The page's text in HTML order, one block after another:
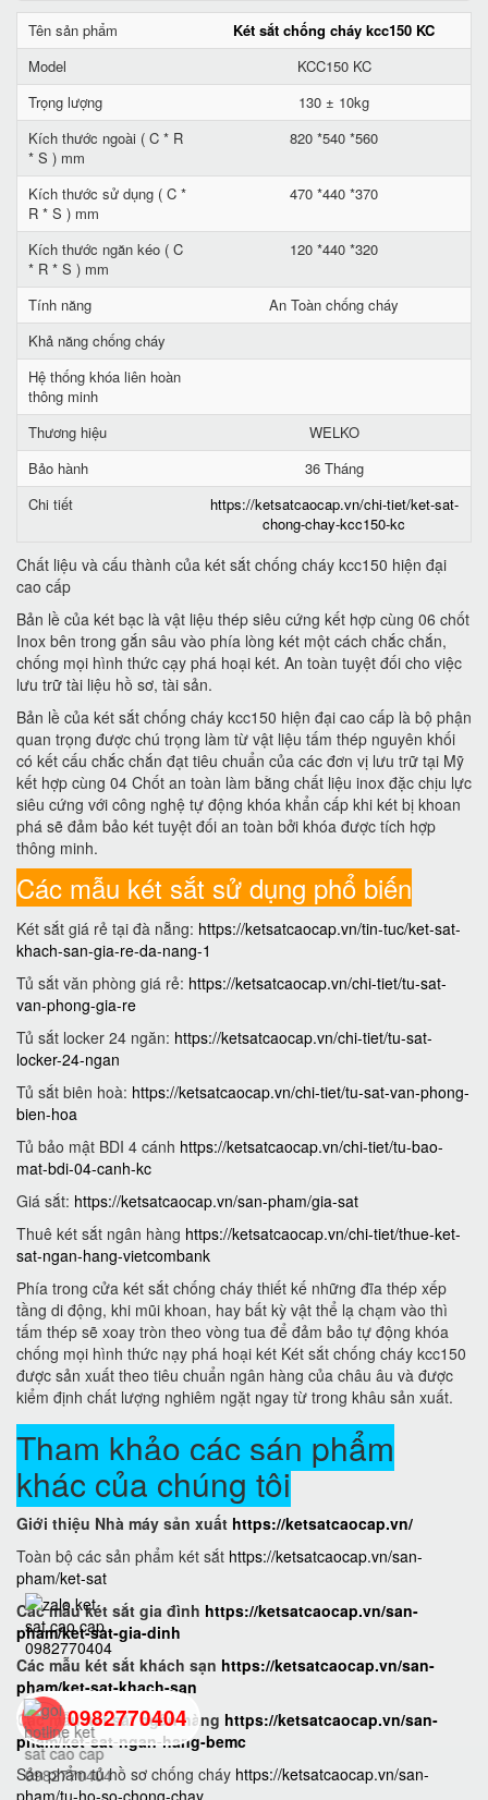
Tên sản phẩm
Két sắt chống cháy kcc150 KC
Model
KCC150 KC
Trọng lượng
130 ± 10kg
Kích thước ngoài ( C * R
* S ) mm
820 *540 *560
Kích thước sử dụng ( C *
R * S ) mm
470 *440 *370
Kích thước ngăn kéo ( C
* R * S ) mm
120 *440 *320
Tính năng
An Toàn chống cháy
Khả năng chống cháy
Hệ thống khóa liên hoàn
thông minh
Thương hiệu
WELKO
Bảo hành
36 Tháng
Chi tiết
https://ketsatcaocap.vn/chi-tiet/ket-sat-
chong-chay-kcc150-kc
Chất liệu và cấu thành của két sắt chống cháy kcc150 hiện đại
cao cấp
Bản lề của két bạc là vật liệu thép siêu cứng kết hợp cùng 06 chốt
Inox bên trong gắn sâu vào phía lòng két một cách chắc chắn,
chống mọi hình thức cạy phá hoại két. An toàn tuyệt đối cho việc
lưu trữ tài liệu hồ sơ, tài sản.
Bản lề của két sắt chống cháy kcc150 hiện đại cao cấp là bộ phận
quan trọng được chú trọng làm từ vật liệu tấm thép nguyên khối
có kết cấu chắc chắn đạt tiêu chuẩn của các đơn vị lưu trữ tại Mỹ
kết hợp cùng 04 Chốt an toàn làm bằng chất liệu inox đặc chịu lực
siêu cứng với công nghệ tự động khóa khẩn cấp khi két bị khoan
phá sẽ đảm bảo két tuyệt đối an toàn bởi khóa được tích hợp
thông minh.
Các mẫu két sắt sử dụng phổ biến
Két sắt giá rẻ tại đà nẵng: https://ketsatcaocap.vn/tin-tuc/ket-sat-
khach-san-gia-re-da-nang-1
Tủ sắt văn phòng giá rẻ: https://ketsatcaocap.vn/chi-tiet/tu-sat-
van-phong-gia-re
Tủ sắt locker 24 ngăn: https://ketsatcaocap.vn/chi-tiet/tu-sat-
locker-24-ngan
Tủ sắt biên hoà: https://ketsatcaocap.vn/chi-tiet/tu-sat-van-phong-
bien-hoa
Tủ bảo mật BDI 4 cánh https://ketsatcaocap.vn/chi-tiet/tu-bao-
mat-bdi-04-canh-kc
Giá sắt: https://ketsatcaocap.vn/san-pham/gia-sat
Thuê két sắt ngân hàng https://ketsatcaocap.vn/chi-tiet/thue-ket-
sat-ngan-hang-vietcombank
Phía trong cửa két sắt chống cháy thiết kế những đĩa thép xếp
tầng di động, khi mũi khoan, hay bất kỳ vật thể lạ chạm vào thì
tấm thép sẽ xoay tròn theo vòng tua để đảm bảo tự động khóa
chống mọi hình thức nạy phá hoại két Két sắt chống cháy kcc150
được sản xuất theo tiêu chuẩn ngân hàng của châu âu và được
kiểm định chất lượng nghiêm ngặt ngay từ trong khâu sản xuất.
Tham khảo các sán phẩm
khác của chúng tôi
Giới thiệu Nhà máy sản xuất https://ketsatcaocap.vn/
Toàn bộ các sản phẩm két sắt https://ketsatcaocap.vn/san-
pham/ket-sat
Các mẫu két sắt gia đình https://ketsatcaocap.vn/san-
pham/ket-sat-gia-dinh
Các mẫu két sắt khách sạn https://ketsatcaocap.vn/san-
pham/ket-sat-khach-san
Các mẫu két sắt ngân hàng https://ketsatcaocap.vn/san-
pham/ket-sat-ngan-hang-bemc
Sản phẩm tủ hồ sơ chống cháy https://ketsatcaocap.vn/san-
pham/tu-ho-so-chong-chay
0982770404